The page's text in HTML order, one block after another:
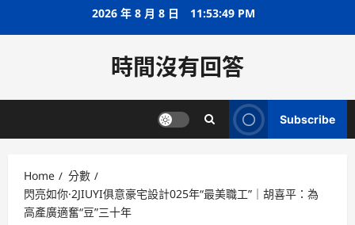
2026 年 8 月 8 日 11:53:50 PM
時間沒有回答
Subscribe
Home
分數
閃亮如你·2JIUYI俱意豪宅設計025年“最美職工”｜胡喜平：為
高產廣適奮“豆”三十年